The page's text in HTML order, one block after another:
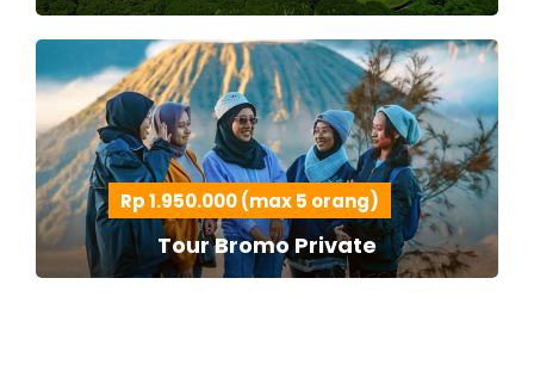
Rp 1.950.000 (max 5 orang)
Tour Bromo Private